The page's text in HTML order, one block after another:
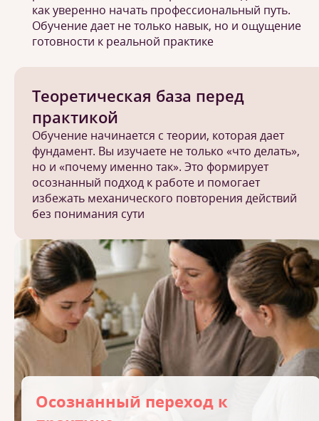
Теоретическая база перед
практикой
Обучение начинается с теории, которая дает
фундамент. Вы изучаете не только «что делать»,
но и «почему именно так». Это формирует
осознанный подход к работе и помогает
избежать механического повторения действий
без понимания сути
Осознанный переход к
как уверенно начать профессиональный путь.
Обучение дает не только навык, но и ощущение
готовности к реальной практике